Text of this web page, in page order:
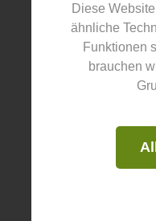
Diese
ähnliche
Funktionen
brauchen